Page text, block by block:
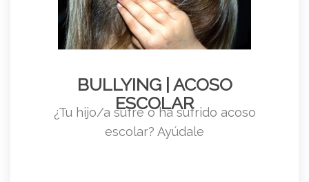
BULLYING | ACOSO
ESCOLAR
¿Tu hijo/a sufre o ha sufrido acoso
escolar? Ayúdale